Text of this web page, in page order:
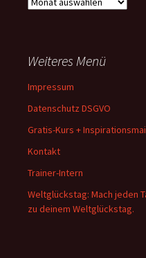
Weiteres Menü
Impressum
Datenschutz DSGVO
Gratis-Kurs +
Kontakt
Trainer-Intern
Weltglückstag: Mach jeden
zu deinem Weltglückstag.